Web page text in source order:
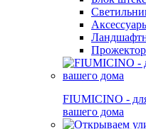
FIUMICINO -
вашего дома